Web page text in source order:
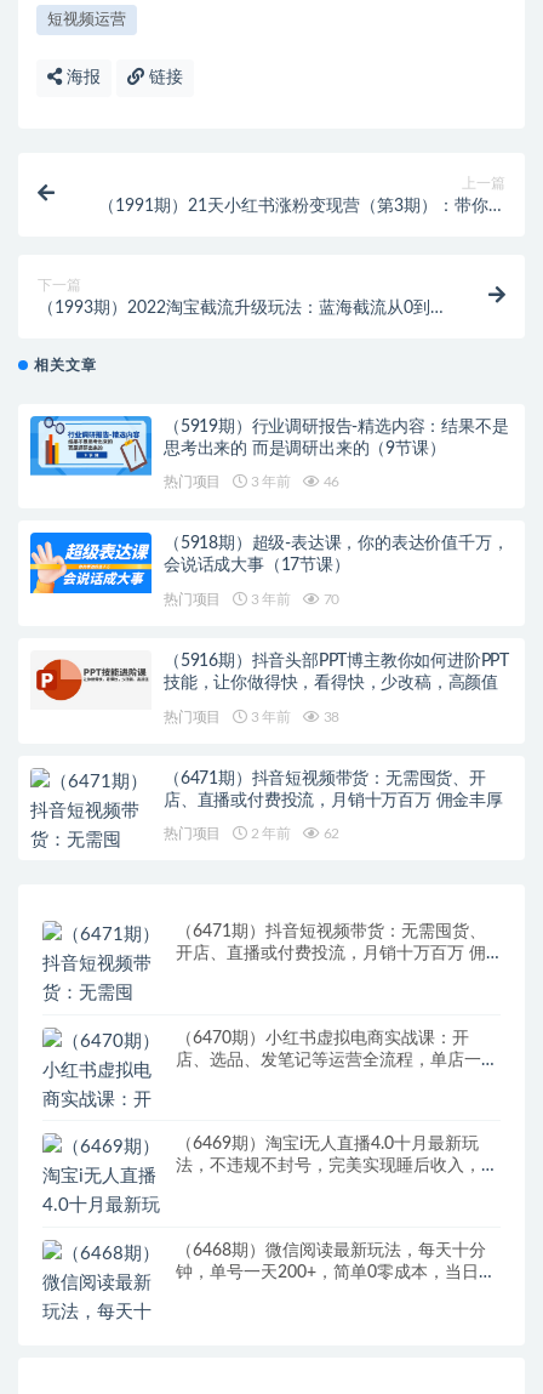
短视频运营
海报 链接
上一篇
（1991期）21天小红书涨粉变现营（第3期）：带你掌
下一篇
（1993期）2022淘宝截流升级玩法：蓝海截流从0到起
相关文章
（5919期）行业调研报告-精选内容：结果不是
思考出来的 而是调研出来的（9节课）
热门项目 3 年前 46
（5918期）超级-表达课，你的表达价值千万，
会说话成大事（17节课）
热门项目 3 年前 70
（5916期）抖音头部PPT博主教你如何进阶PPT
技能，让你做得快，看得快，少改稿，高颜值
热门项目 3 年前 38
（6471期）抖音短视频带货：无需囤货、开
店、直播或付费投流，月销十万百万 佣金丰厚
热门项目 2 年前 62
（6471期）抖音短视频带货：无需囤货、
开店、直播或付费投流，月销十万百万 佣
（6470期）小红书虚拟电商实战课：开
店、选品、发笔记等运营全流程，单店一天
（6469期）淘宝i无人直播4.0十月最新玩
法，不违规不封号，完美实现睡后收入，日
（6468期）微信阅读最新玩法，每天十分
钟，单号一天200+，简单0零成本，当日提